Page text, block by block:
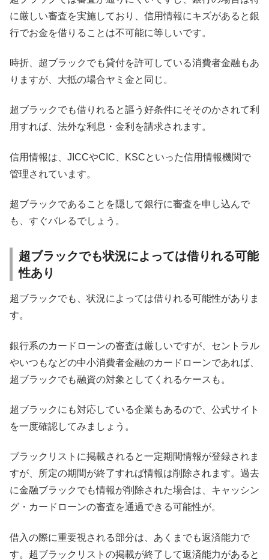
に厳しい審査を実施しており、信用情報にキズがあると銀
行でお金を借りることは不可能に等しいです。
時折、超ブラックでも貸付を許可している消費者金融もあ
りますが、大抵の場合ヤミ金と同じ。
超ブラックでも借りれると謳う好条件にそそのかされて利
用すれば、法外な利息・金利を請求されます。
信用情報は、JICCやCIC、KSCといった信用情報機関で
管理されています。
超ブラックであることを隠して銀行に審査を申し込んで
も、すぐバレるでしょう。
超ブラックでも状況によっては借りれる可能
性あり
超ブラックでも、状況によっては借りれる可能性がありま
す。
銀行系のカードローンの審査は厳しいですが、セントラル
やいつもなどの中小消費者金融のカードローンであれば、
超ブラックでも融資の対象としてくれるケースも。
超ブラックにも対応している企業もあるので、公式サイト
を一度確認してみましょう。
ブラックリストに掲載されると一定期間情報が登録されま
すが、所定の期間が終了すれば情報は削除されます。過去
に金融ブラックでも情報が削除された場合は、キャッシン
グ・カードローンの審査を通過できる可能性が。
借入の際に重要視される部分は、あくまでも返済能力で
す。超ブラックリストの掲載が終了して返済能力があると